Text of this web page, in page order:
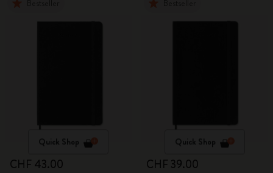
Quick Shop
CHF 43.00
Quick Shop
CHF 39.00